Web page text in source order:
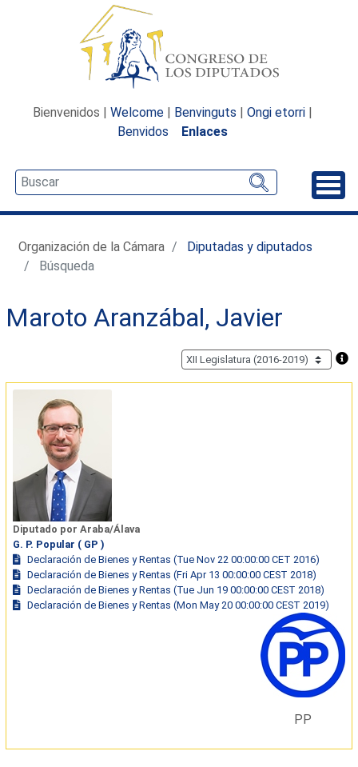
Bienvenidos | Welcome | Benvinguts | Ongi etorri |
Benvidos
Enlaces
Organización de la Cámara
Diputadas y diputados
Búsqueda
Maroto Aranzábal, Javier
Diputado por Araba/Álava
G. P. Popular ( GP )
Declaración de Bienes y Rentas (Tue Nov 22 00:00:00 CET 2016)
Declaración de Bienes y Rentas (Fri Apr 13 00:00:00 CEST 2018)
Declaración de Bienes y Rentas (Tue Jun 19 00:00:00 CEST 2018)
Declaración de Bienes y Rentas (Mon May 20 00:00:00 CEST 2019)
PP